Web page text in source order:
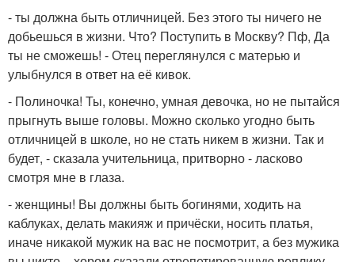
- ты должна быть отличницей. Без этого ты ничего не
добьешься в жизни. Что? Поступить в Москву? Пф, Да
ты не сможешь! - Отец переглянулся с матерью и
улыбнулся в ответ на её кивок.
- Полиночка! Ты, конечно, умная девочка, но не пытайся
прыгнуть выше головы. Можно сколько угодно быть
отличницей в школе, но не стать никем в жизни. Так и
будет, - сказала учительница, притворно - ласково
смотря мне в глаза.
- женщины! Вы должны быть богинями, ходить на
каблуках, делать макияж и причёски, носить платья,
иначе никакой мужик на вас не посмотрит, а без мужика